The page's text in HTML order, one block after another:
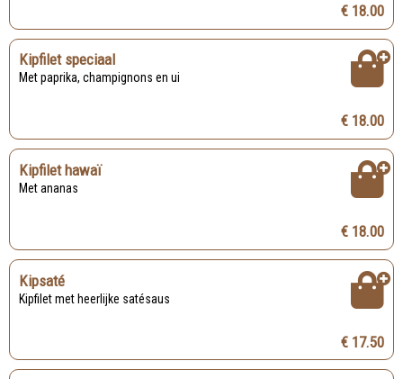
€ 18.00
Kipfilet speciaal
Met paprika, champignons en ui
€ 18.00
Kipfilet hawaï
Met ananas
€ 18.00
Kipsaté
Kipfilet met heerlijke satésaus
€ 17.50